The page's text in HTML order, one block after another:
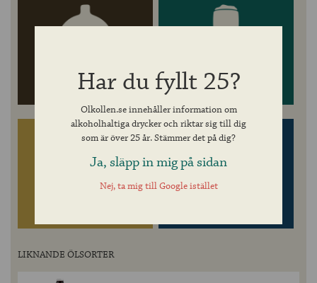
ÖLKUNSKAP UTVALDA ÖL
LIKNANDE ÖLSORTER
Har du fyllt 25?
Olkollen.se innehåller information om
alkoholhaltiga drycker och riktar sig till dig
som är över 25 år. Stämmer det på dig?
Ja, släpp in mig på sidan
Nej, ta mig till Google istället